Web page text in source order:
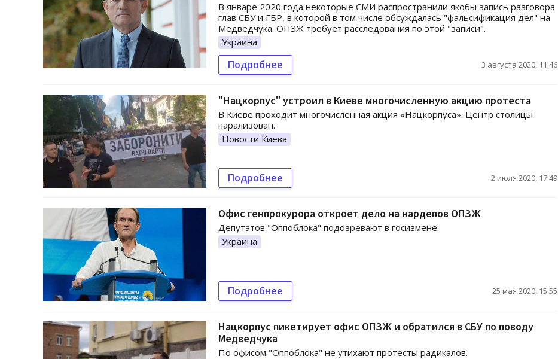
В январе 2020 года некоторые СМИ распространили якобы запись разговора
глав СБУ и ГБР, в которой в том числе обсуждалась "фальсификация дел" на
Медведчука. ОПЗЖ требует расследования по этой "записи".
Украина
Подробнее 3 августа 2020, 11:46
"Нацкорпус" устроил в Киеве многочисленную акцию протеста
В Киеве проходит многочисленная акция «Нацкорпуса». Центр столицы
парализован.
Новости Киева
Подробнее 2 июля 2020, 17:49
Офис генпрокурора откроет дело на нардепов ОПЗЖ
Депутатов "Оппоблока" подозревают в госизмене.
Украина
Подробнее 25 мая 2020, 15:55
Нацкорпус пикетирует офис ОПЗЖ и обратился в СБУ по поводу
Медведчука
По офисом "Оппоблока" не утихают протесты радикалов.